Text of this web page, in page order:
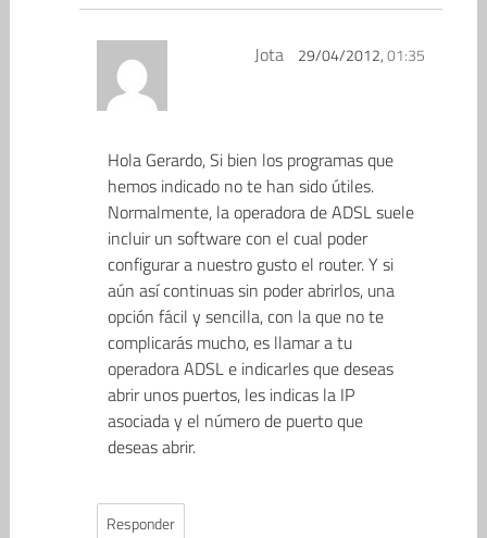
Jota 29/04/2012,01:35
Hola Gerardo, Si bien los programas que
hemos indicado no te han sido útiles.
Normalmente, la operadora de ADSL suele
incluir un software con el cual poder
configurar a nuestro gusto el router. Y si
aún así continuas sin poder abrirlos, una
opción fácil y sencilla, con la que no te
complicarás mucho, es llamar a tu
operadora ADSL e indicarles que deseas
abrir unos puertos, les indicas la IP
asociada y el número de puerto que
deseas abrir.
Responder